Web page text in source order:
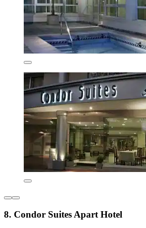
8. Condor Suites Apart Hotel